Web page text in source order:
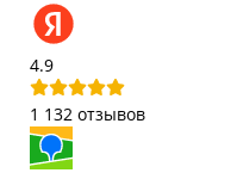
4.9
1 132 отзывов